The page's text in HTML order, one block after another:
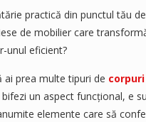
practică din punctul tău
de mobilier care
unul eficient?
ai prea multe tipuri de
un aspect funcțional, e
elemente care să